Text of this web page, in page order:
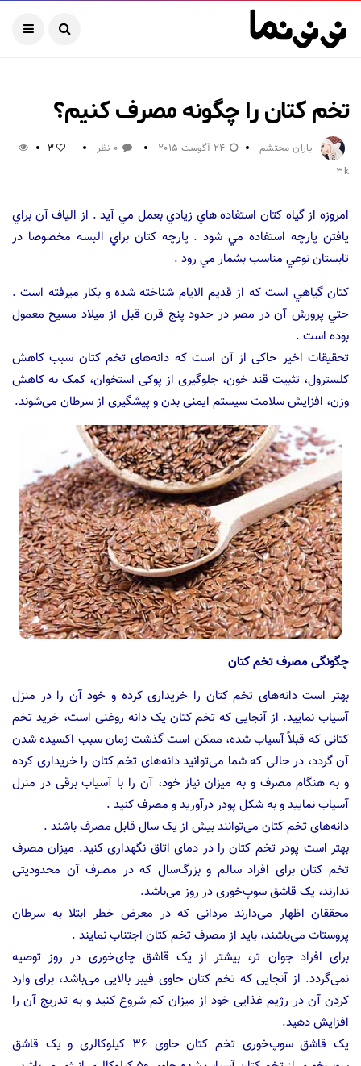
تخم کتان را چگونه مصرف کنیم؟
باران محتشم 24 آگوست 2015 0 نظر 3
3k
امروزه از گياه کتان استفاده هاي زيادي بعمل مي آيد . از الياف آن براي
يافتن پارچه استفاده مي شود . پارچه كتان براي البسه مخصوصا در
تابستان نوعي مناسب بشمار مي رود .
كتان گياهي است كه از قديم الايام شناخته شده و بكار ميرفته است .
حتي پرورش آن در مصر در حدود پنج قرن قبل از ميلاد مسيح معمول
بوده است .
تحقیقات اخیر حاکی از آن است که دانه‌های تخم کتان سبب کاهش
کلسترول، تثبیت قند خون، جلوگیری از پوکی استخوان، کمک به کاهش
وزن، افزایش سلامت سیستم ایمنی بدن و پیشگیری از سرطان می‌شوند.
چگونگی مصرف تخم کتان
بهتر است دانه‌های تخم کتان را خریداری کرده و خود آن را در منزل
آسیاب نمایید. از آنجایی که تخم کتان یک دانه روغنی است، خرید تخم
کتانی که قبلاً آسیاب شده، ممکن است گذشت زمان سبب اکسیده شدن
آن گردد، در حالی که شما می‌توانید دانه‌های تخم کتان را خریداری کرده
و به هنگام مصرف و به میزان نیاز خود، آن را با آسیاب برقی در منزل
آسیاب نمایید و به شکل پودر درآورید و مصرف کنید .
دانه‌های تخم کتان می‌توانند بیش از یک سال قابل مصرف باشند .
بهتر است پودر تخم کتان را در دمای اتاق نگهداری کنید. میزان مصرف
تخم کتان برای افراد سالم و بزرگ‌سال که در مصرف آن محدودیتی
ندارند، یک قاشق سوپ‌خوری در روز می‌باشد.
محققان اظهار می‌دارند مردانی که در معرض خطر ابتلا به سرطان
پروستات می‌باشند، باید از مصرف تخم کتان اجتناب نمایند .
برای افراد جوان تر، بیشتر از یک قاشق چای‌خوری در روز توصیه
نمی‌گردد. از آنجایی که تخم کتان حاوی فیبر بالایی می‌باشد، برای وارد
کردن آن در رژیم غذایی خود از میزان کم شروع کنید و به تدریج آن را
افزایش دهید.
یک قاشق سوپ‌خوری تخم کتان حاوی ۳۶ کیلوکالری و یک قاشق